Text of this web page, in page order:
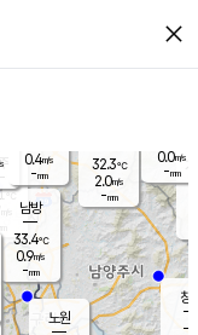
close
℃
32.3℃
2.0m/s
-mm
창
-
0.0m/s
-mm
노원
남방
33.4℃
0.9m/s
-mm
0.4m/s
-mm